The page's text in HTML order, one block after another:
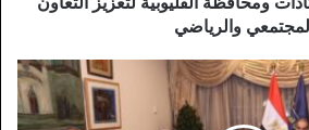
والرياضي